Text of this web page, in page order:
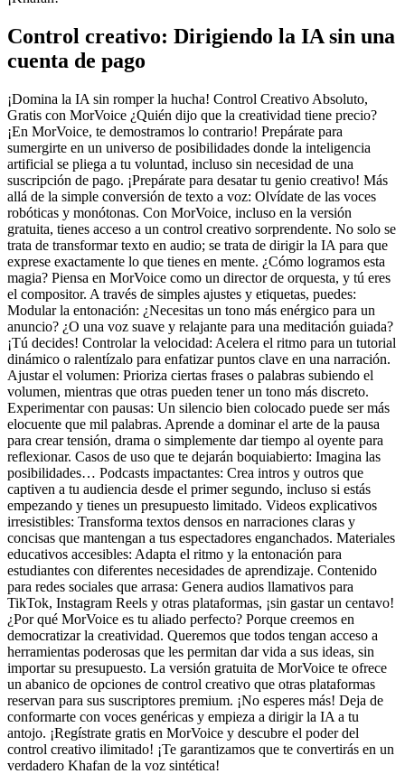
Control creativo: Dirigiendo la IA sin una
cuenta de pago
¡Domina la IA sin romper la hucha! Control Creativo Absoluto,
Gratis con MorVoice ¿Quién dijo que la creatividad tiene precio?
¡En MorVoice, te demostramos lo contrario! Prepárate para
sumergirte en un universo de posibilidades donde la inteligencia
artificial se pliega a tu voluntad, incluso sin necesidad de una
suscripción de pago. ¡Prepárate para desatar tu genio creativo! Más
allá de la simple conversión de texto a voz: Olvídate de las voces
robóticas y monótonas. Con MorVoice, incluso en la versión
gratuita, tienes acceso a un control creativo sorprendente. No solo se
trata de transformar texto en audio; se trata de dirigir la IA para que
exprese exactamente lo que tienes en mente. ¿Cómo logramos esta
magia? Piensa en MorVoice como un director de orquesta, y tú eres
el compositor. A través de simples ajustes y etiquetas, puedes:
Modular la entonación: ¿Necesitas un tono más enérgico para un
anuncio? ¿O una voz suave y relajante para una meditación guiada?
¡Tú decides! Controlar la velocidad: Acelera el ritmo para un tutorial
dinámico o ralentízalo para enfatizar puntos clave en una narración.
Ajustar el volumen: Prioriza ciertas frases o palabras subiendo el
volumen, mientras que otras pueden tener un tono más discreto.
Experimentar con pausas: Un silencio bien colocado puede ser más
elocuente que mil palabras. Aprende a dominar el arte de la pausa
para crear tensión, drama o simplemente dar tiempo al oyente para
reflexionar. Casos de uso que te dejarán boquiabierto: Imagina las
posibilidades… Podcasts impactantes: Crea intros y outros que
captiven a tu audiencia desde el primer segundo, incluso si estás
empezando y tienes un presupuesto limitado. Videos explicativos
irresistibles: Transforma textos densos en narraciones claras y
concisas que mantengan a tus espectadores enganchados. Materiales
educativos accesibles: Adapta el ritmo y la entonación para
estudiantes con diferentes necesidades de aprendizaje. Contenido
para redes sociales que arrasa: Genera audios llamativos para
TikTok, Instagram Reels y otras plataformas, ¡sin gastar un centavo!
¿Por qué MorVoice es tu aliado perfecto? Porque creemos en
democratizar la creatividad. Queremos que todos tengan acceso a
herramientas poderosas que les permitan dar vida a sus ideas, sin
importar su presupuesto. La versión gratuita de MorVoice te ofrece
un abanico de opciones de control creativo que otras plataformas
reservan para sus suscriptores premium. ¡No esperes más! Deja de
conformarte con voces genéricas y empieza a dirigir la IA a tu
antojo. ¡Regístrate gratis en MorVoice y descubre el poder del
control creativo ilimitado! ¡Te garantizamos que te convertirás en un
verdadero Khafan de la voz sintética!